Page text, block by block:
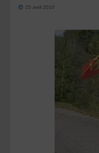
15 avril 2010